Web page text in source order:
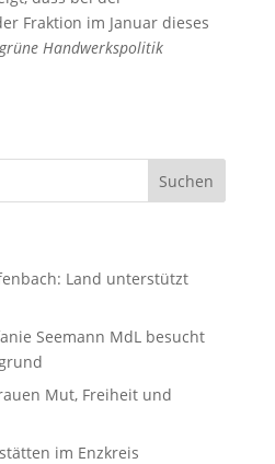
Fraktion im Januar dieses
Handwerkspolitik
Land unterstützt
Seemann MdL besucht
Mut, Freiheit und
im Enzkreis